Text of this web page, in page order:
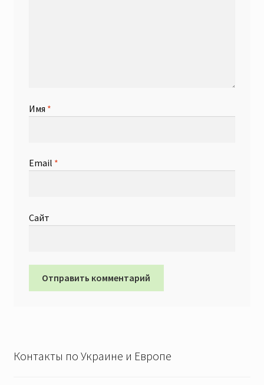
Имя *
Email *
Сайт
Контакты по Украине и Европе